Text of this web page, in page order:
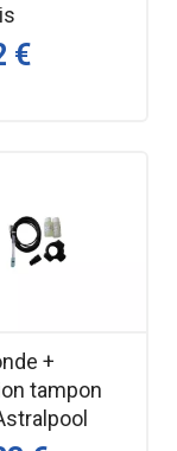
€
+
tampon